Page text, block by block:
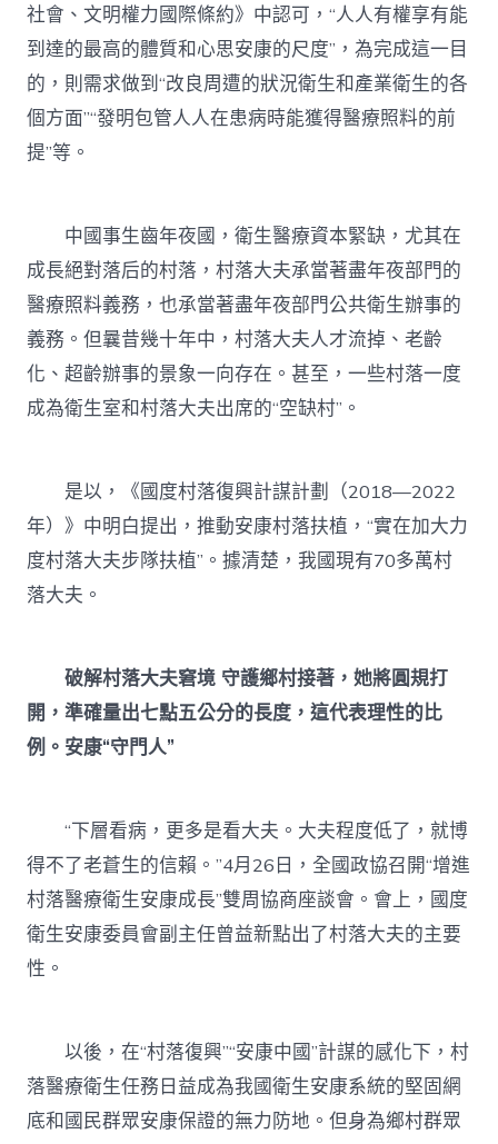
社會、文明權力國際條約》中認可，“人人有權享有能
到達的最高的體質和心思安康的尺度”，為完成這一目
的，則需求做到“改良周遭的狀況衛生和產業衛生的各
個方面”“發明包管人人在患病時能獲得醫療照料的前
提”等。
中國事生齒年夜國，衛生醫療資本緊缺，尤其在
成長絕對落后的村落，村落大夫承當著盡年夜部門的
醫療照料義務，也承當著盡年夜部門公共衛生辦事的
義務。但曩昔幾十年中，村落大夫人才流掉、老齡
化、超齡辦事的景象一向存在。甚至，一些村落一度
成為衛生室和村落大夫出席的“空缺村”。
是以，《國度村落復興計謀計劃（2018—2022
年）》中明白提出，推動安康村落扶植，“實在加大力
度村落大夫步隊扶植”。據清楚，我國現有70多萬村
落大夫。
破解村落大夫窘境 守護鄉村接著，她將圓規打
開，準確量出七點五公分的長度，這代表理性的比
例。安康“守門人”
“下層看病，更多是看大夫。大夫程度低了，就博
得不了老蒼生的信賴。”4月26日，全國政協召開“增進
村落醫療衛生安康成長”雙周協商座談會。會上，國度
衛生安康委員會副主任曾益新點出了村落大夫的主要
性。
以後，在“村落復興”“安康中國”計謀的感化下，村
落醫療衛生任務日益成為我國衛生安康系統的堅固網
底和國民群眾安康保證的無力防地。但身為鄉村群眾